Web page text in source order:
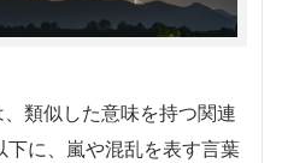
類似した意味を持つ関連
に、嵐や混乱を表す言葉